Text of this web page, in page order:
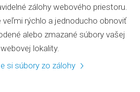
zálohy webového priestoru.
rýchlo a jednoducho obnoviť
alebo zmazané súbory vašej
webovej lokality.
si súbory zo zálohy